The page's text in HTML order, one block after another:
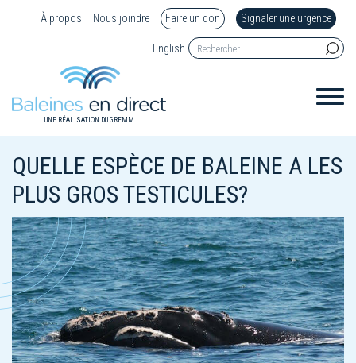
À propos Nous joindre Faire un don Signaler une urgence
English
UNE RÉALISATION DU GREMM
QUELLE ESPÈCE DE BALEINE A LES
PLUS GROS TESTICULES?